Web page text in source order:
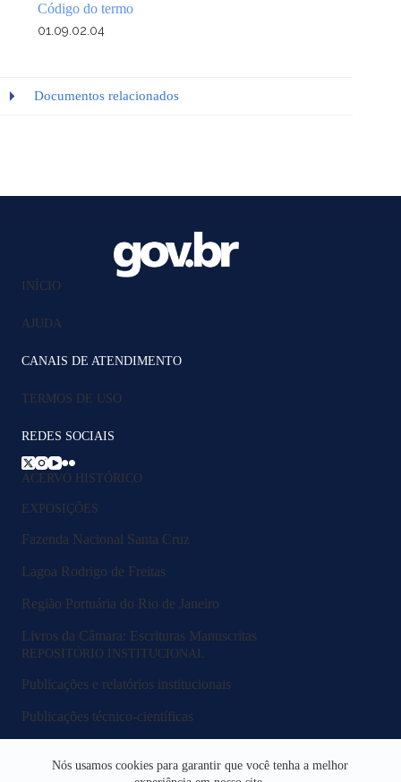
Nós usamos cookies para garantir que você tenha a melhor
Código do termo
01.09.02.04
Documentos relacionados
INÍCIO
AJUDA
CANAIS DE ATENDIMENTO
TERMOS DE USO
REDES SOCIAIS
ACERVO HISTÓRICO
EXPOSIÇÕES
Fazenda Nacional Santa Cruz
Lagoa Rodrigo de Freitas
Região Portuária do Rio de Janeiro
Livros da Câmara: Escrituras Manuscritas
REPOSITÓRIO INSTITUCIONAL
Publicações e relatórios institucionais
Publicações técnico-científicas